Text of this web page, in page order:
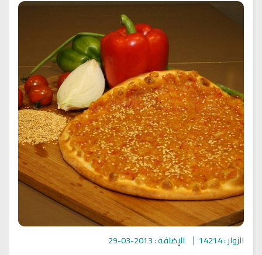
الزوار : 14214 الإضافة : 2013-03-29